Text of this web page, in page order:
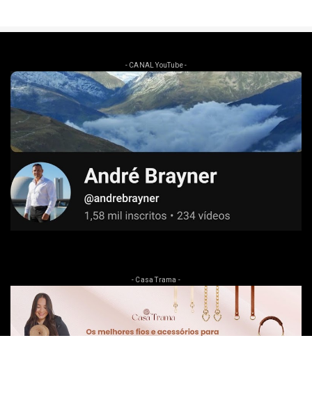
- CANAL YouTube -
- Casa Trama -